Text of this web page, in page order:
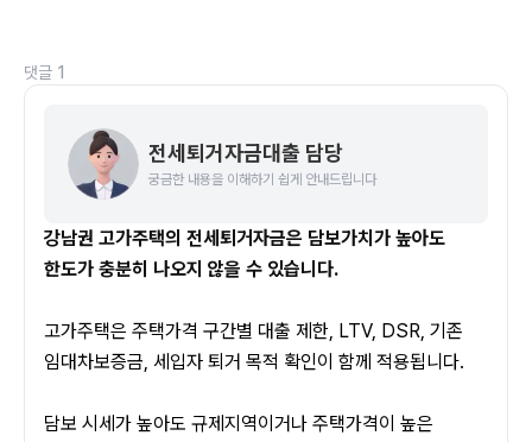
댓글 1
전세퇴거자금대출 담당
궁금한 내용을 이해하기 쉽게 안내드립니다
강남권 고가주택의 전세퇴거자금은 담보가치가 높아도
한도가 충분히 나오지 않을 수 있습니다.
고가주택은 주택가격 구간별 대출 제한, LTV, DSR, 기존
임대차보증금, 세입자 퇴거 목적 확인이 함께 적용됩니다.
담보 시세가 높아도 규제지역이거나 주택가격이 높은